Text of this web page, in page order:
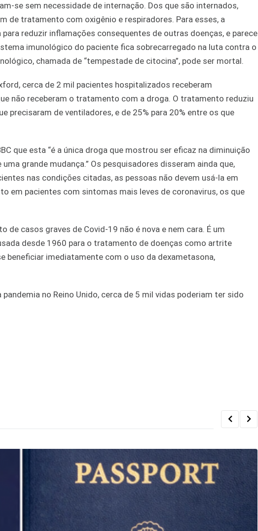
se sem necessidade de internação. Dos que são internados,
de tratamento com oxigênio e respiradores. Para esses, a
reduzir inflamações consequentes de outras doenças, e parece
imunológico do paciente fica sobrecarregado na luta contra o
chamada de “tempestade de citocina”, pode ser mortal.
cerca de 2 mil pacientes hospitalizados receberam
não receberam o tratamento com a droga. O tratamento reduziu
precisaram de ventiladores, e de 25% para 20% entre os que
que esta “é a única droga que mostrou ser eficaz na diminuição
grande mudança.” Os pesquisadores disseram ainda que,
nas condições citadas, as pessoas não devem usá-la em
em pacientes com sintomas mais leves de coronavirus, os que
casos graves de Covid-19 não é nova e nem cara. É um
desde 1960 para o tratamento de doenças como artrite
beneficiar imediatamente com o uso da dexametasona,
no Reino Unido, cerca de 5 mil vidas poderiam ter sido